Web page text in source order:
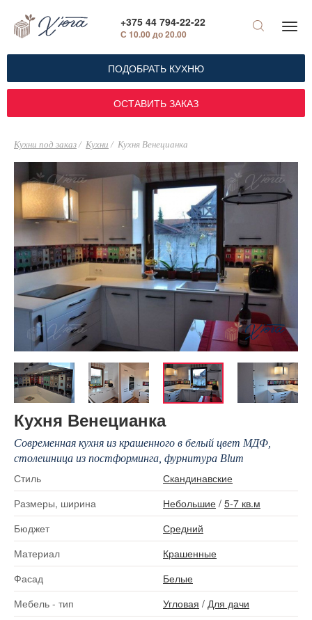
+375 44 794-22-22
С 10.00 до 20.00
ПОДОБРАТЬ КУХНЮ
ОСТАВИТЬ ЗАКАЗ
Кухни под заказ Кухни Кухня Венецианка
Кухня Венецианка
Современная кухня из крашенного в белый цвет МДФ,
столешница из постформинга, фурнитура Blum
Стиль
Скандинавские
Размеры, ширина
Небольшие / 5-7 кв.м
Бюджет
Средний
Материал
Крашенные
Фасад
Белые
Мебель - тип
Угловая / Для дачи